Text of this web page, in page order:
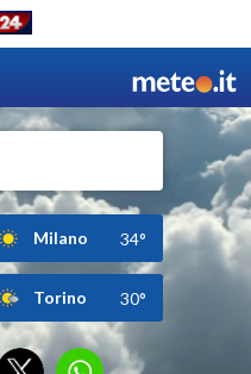
Milano 34°
Torino 30°